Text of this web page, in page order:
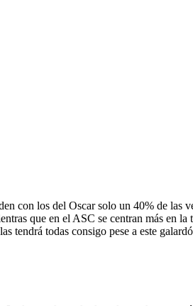
con los del Oscar solo un 40% de las
que en el ASC se centran más en la
tendrá todas consigo pese a este